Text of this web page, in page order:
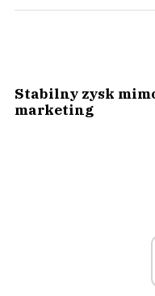
Stabilny zysk
marketing